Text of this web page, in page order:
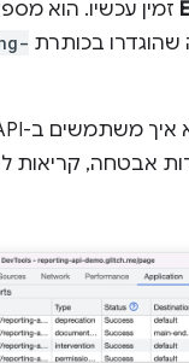
זמין עכשיו. הוא
בכותרת